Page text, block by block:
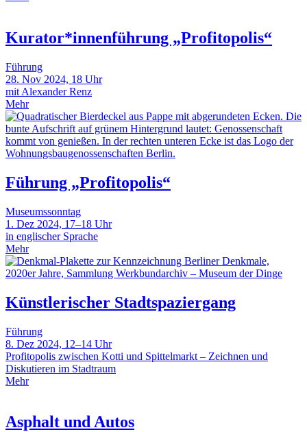
Kurator*innenführung „Profitopolis“
Führung
28. Nov 2024, 18 Uhr
mit Alexander Renz
Mehr
Führung „Profitopolis“
Museumssonntag
1. Dez 2024, 17–18 Uhr
in englischer Sprache
Mehr
Künstlerischer Stadtspaziergang
Führung
8. Dez 2024, 12–14 Uhr
Profitopolis zwischen Kotti und Spittelmarkt – Zeichnen und
Diskutieren im Stadtraum
Mehr
Asphalt und Autos